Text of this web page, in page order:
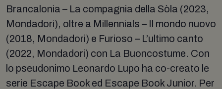
Brancalonia – La compagnia della Sòla (2023,
Mondadori), oltre a Millennials – Il mondo nuovo
(2018, Mondadori) e Furioso – L’ultimo canto
(2022, Mondadori) con La Buoncostume. Con
lo pseudonimo Leonardo Lupo ha co-creato le
serie Escape Book ed Escape Book Junior. Per